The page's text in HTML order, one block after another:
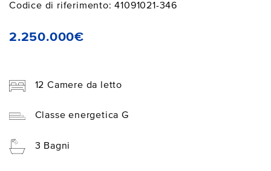
Codice di riferimento: 41091021-346
2.250.000€
12 Camere da letto
Classe energetica G
3 Bagni